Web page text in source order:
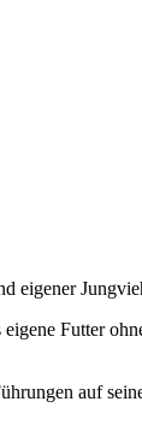
eigener
Futter
auf